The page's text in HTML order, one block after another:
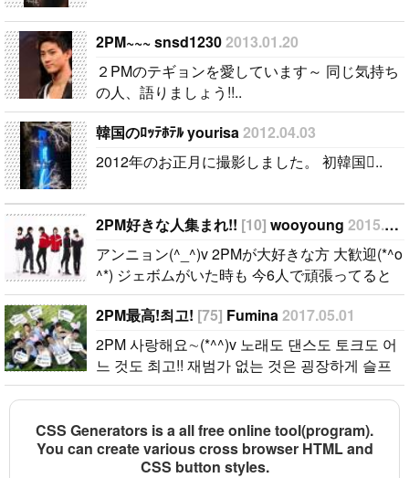
야기합시다★
⌒..
2PM~~~ snsd12302013.01.20
２PMのテギョンを愛しています～ 同じ気持ち
の人、語りましょう!!..
韓国のﾛｯﾃﾎﾃﾙ yourisa2012.04.03
2012年のお正月に撮影しました。 初韓国..
2PM好きな人集まれ!! [10] wooyoung 2015.03.14
アンニョン(^_^)v 2PMが大好きな方 大歓迎(*^o
^*) ジェボムがいた時も 今6人で頑張ってると
きも 愛してる方、 語りましょ(^w^)..
2PM最高!최고! [75] Fumina2017.05.01
2PM 사랑해요∼(*^^)v 노래도 댄스도 토크도 어
느 것도 최고!! 재범가 없는 것은 굉장하게 슬프
지만, 나는 바뀌지 않고 2PM을 응원해 갑니다!!
누구인가 이야기합시다★ ⌒☆⌒☆⌒☆⌒..
CSS Generators is a all free online tool(program).
You can create various cross browser HTML and
CSS button styles.